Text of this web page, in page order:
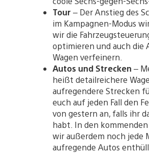
Tour – Der Anstieg des
im Kampagnen-Modus
wir die
optimieren und auch die
Wagen verfeinern.
Autos und Strecken –
heißt detailreichere
aufregendere Strecken
euch auf jeden Fall den
von gestern an, falls ihr
habt. In den
wir außerdem noch jede
aufregende Autos